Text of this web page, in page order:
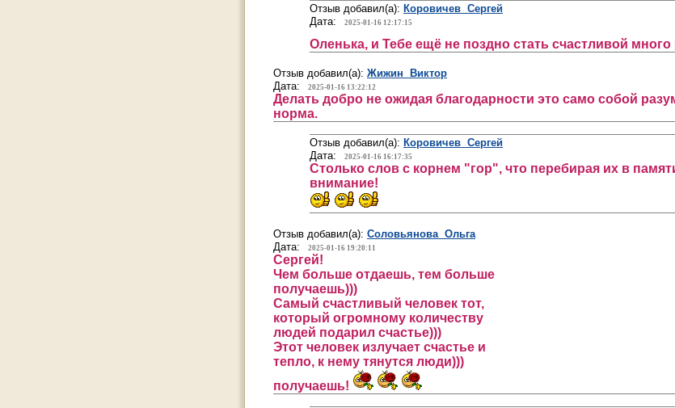
Отзыв добавил(а): Коровичев Сергей
Дата:
2025-01-16 12:17:15
Оленька, и Тебе ещё не поздно стать счастливой
Отзыв добавил(а): Жижин Виктор
Дата:
2025-01-16 13:22:12
Делать добро не ожидая благодарности это само собой
норма.
Отзыв добавил(а): Коровичев Сергей
Дата:
2025-01-16 16:17:35
Столько слов с корнем "гор", что перебирая их в
внимание!
Отзыв добавил(а): Соловьянова Ольга
Дата:
2025-01-16 19:20:11
Сергей!
Чем больше отдаешь, тем больше
получаешь)))
Самый счастливый человек тот,
который огромному количеству
людей подарил счастье)))
Этот человек излучает счастье и
тепло, к нему тянутся люди)))
получаешь!